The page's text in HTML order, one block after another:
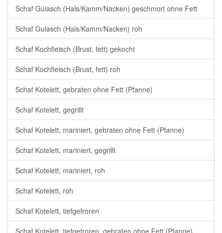
Schaf Gulasch (Hals/Kamm/Nacken) geschmort ohne Fett
Schaf Gulasch (Hals/Kamm/Nacken) roh
Schaf Kochfleisch (Brust, fett) gekocht
Schaf Kochfleisch (Brust, fett) roh
Schaf Kotelett, gebraten ohne Fett (Pfanne)
Schaf Kotelett, gegrillt
Schaf Kotelett, mariniert, gebraten ohne Fett (Pfanne)
Schaf Kotelett, mariniert, gegrillt
Schaf Kotelett, mariniert, roh
Schaf Kotelett, roh
Schaf Kotelett, tiefgefroren